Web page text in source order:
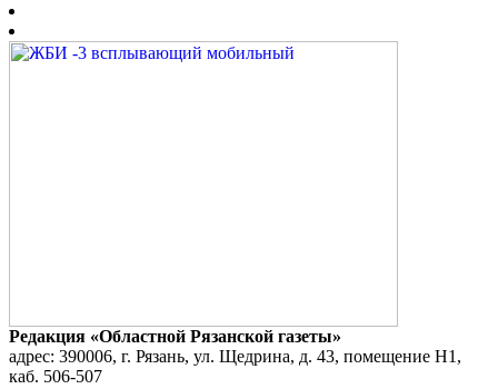
Редакция «Областной Рязанской газеты»
адрес: 390006, г. Рязань, ул. Щедрина, д. 43, помещение Н1,
каб. 506-507